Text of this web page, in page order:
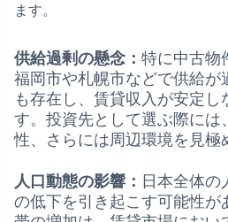
ます。
供給過剰の懸念： 特に中古物
福岡市や札幌市などで供給が
も存在し、賃貸収入が安定し
す。投資先として選ぶ際には
性、さらには周辺環境を見極
人口動態の影響： 日本全体の
の低下を引き起こす可能性が